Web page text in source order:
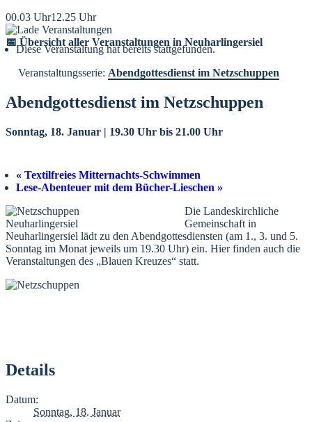
00.03 Uhr12.25 Uhr
📅 Übersicht aller Veranstaltungen in Neuharlingersiel
Diese Veranstaltung hat bereits stattgefunden.
Veranstaltungsserie: Abendgottesdienst im Netzschuppen
Abendgottesdienst im Netzschuppen
Sonntag, 18. Januar | 19.30 Uhr bis 21.00 Uhr
« Textilfreies Mitternachts-Schwimmen
Lese-Abenteuer mit dem Bücher-Lieschen »
Die Landeskirchliche
Gemeinschaft in
Neuharlingersiel lädt zu den Abendgottesdiensten (am 1., 3. und 5.
Sonntag im Monat jeweils um 19.30 Uhr) ein. Hier finden auch die
Veranstaltungen des „Blauen Kreuzes“ statt.
Details
Datum:
Sonntag, 18. Januar